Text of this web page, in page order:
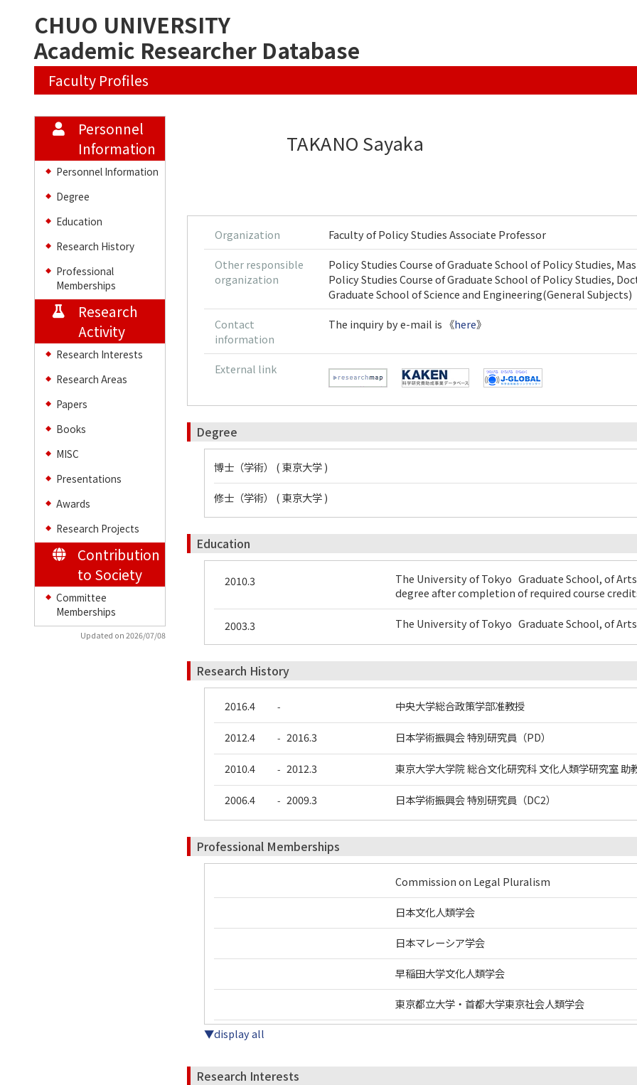
CHUO UNIVERSITY
Academic Researcher Database
Faculty Profiles
Personnel
Information
◆ Personnel Information
◆ Degree
◆ Education
◆ Research History
◆
Professional
Memberships
Research
Activity
◆ Research Interests
◆ Research Areas
◆ Papers
◆ Books
◆ MISC
◆ Presentations
◆ Awards
◆ Research Projects
Contribution
to Society
◆
Committee
Memberships
Updated on 2026/07/08
TAKANO Sayaka
Organization
Faculty of Policy Studies Associate Professor
Other responsible
organization
Policy Studies Course of Graduate School of Policy Studies,
Policy Studies Course of Graduate School of Policy Studies,
Graduate School of Science and Engineering(General Subjects)
Contact
information
The inquiry by e-mail is 《here》
External link
Degree
博士（学術） ( 東京大学 )
修士（学術） ( 東京大学 )
Education
2010.3
The University of Tokyo Graduate School, of
degree after completion of required course
2003.3 The University of Tokyo Graduate School, of
Research History
2016.4 - 中央大学総合政策学部准教授
2012.4 - 2016.3 日本学術振興会 特別研究員（PD）
2010.4 - 2012.3 東京大学大学院 総合文化研究科 文化人類学研究室 助
2006.4 - 2009.3 日本学術振興会 特別研究員（DC2）
Professional Memberships
Commission on Legal Pluralism
日本文化人類学会
日本マレーシア学会
早稲田大学文化人類学会
東京都立大学・首都大学東京社会人類学会
▼display all
Research Interests